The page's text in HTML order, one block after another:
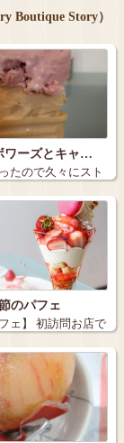
Boutique Story）
ワーズとキャ…
たので久々にスト
…
のパフェ
ェ】 初訪問お店で